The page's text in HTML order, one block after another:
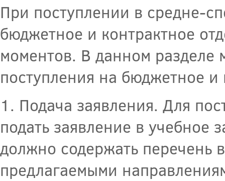
При поступлении в средне-
бюджетное и контрактное
моментов. В данном
поступления на бюджетное и
1. Подача заявления. Для
подать заявление в учебное
должно содержать перечень
предлагаемыми